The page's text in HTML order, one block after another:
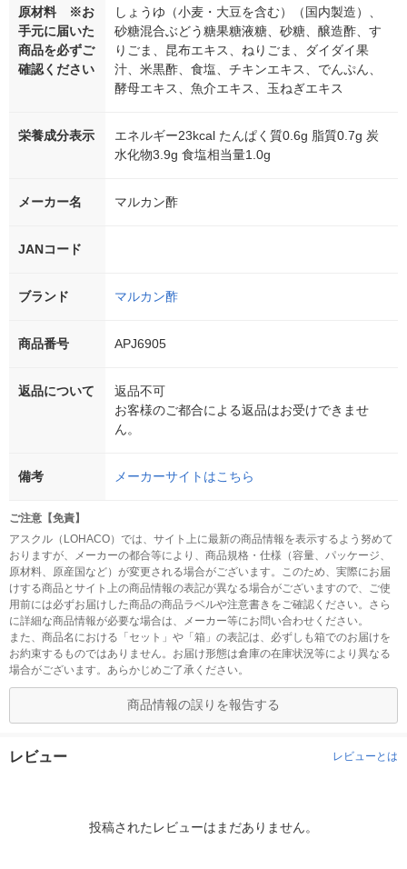
原材料 ※お
手元に届いた
商品を必ずご
確認ください
しょうゆ（小麦・大豆を含む）（国内製造）、
砂糖混合ぶどう糖果糖液糖、砂糖、醸造酢、す
りごま、昆布エキス、ねりごま、ダイダイ果
汁、米黒酢、食塩、チキンエキス、でんぷん、
酵母エキス、魚介エキス、玉ねぎエキス
栄養成分表示
エネルギー23kcal たんぱく質0.6g 脂質0.7g 炭
水化物3.9g 食塩相当量1.0g
メーカー名 マルカン酢
JANコード
ブランド マルカン酢
商品番号 APJ6905
返品について
返品不可
お客様のご都合による返品はお受けできませ
ん。
備考 メーカーサイトはこちら
ご注意【免責】
アスクル（LOHACO）では、サイト上に最新の商品情報を表示するよう努めて
おりますが、メーカーの都合等により、商品規格・仕様（容量、パッケージ、
原材料、原産国など）が変更される場合がございます。このため、実際にお届
けする商品とサイト上の商品情報の表記が異なる場合がございますので、ご使
用前には必ずお届けした商品の商品ラベルや注意書きをご確認ください。さら
に詳細な商品情報が必要な場合は、メーカー等にお問い合わせください。
また、商品名における「セット」や「箱」の表記は、必ずしも箱でのお届けを
お約束するものではありません。お届け形態は倉庫の在庫状況等により異なる
場合がございます。あらかじめご了承ください。
商品情報の誤りを報告する
レビュー レビューとは
投稿されたレビューはまだありません。